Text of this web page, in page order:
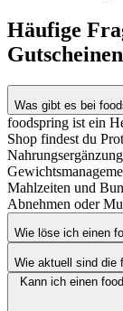
Häufige
Gutscheinen
Was gibt es bei
foodspring ist ein
Shop findest du
Mahlzeiten und
Abnehmen oder
Wie löse ich einen
Wie aktuell sind die
Kann ich einen